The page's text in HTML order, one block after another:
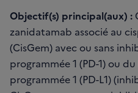
Objectif(s) principal(aux) :
zanidatamab associé au
(CisGem) avec ou sans
programmée 1 (PD-1) ou
programmée 1 (PD-L1)